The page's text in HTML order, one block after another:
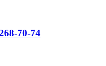
70-74